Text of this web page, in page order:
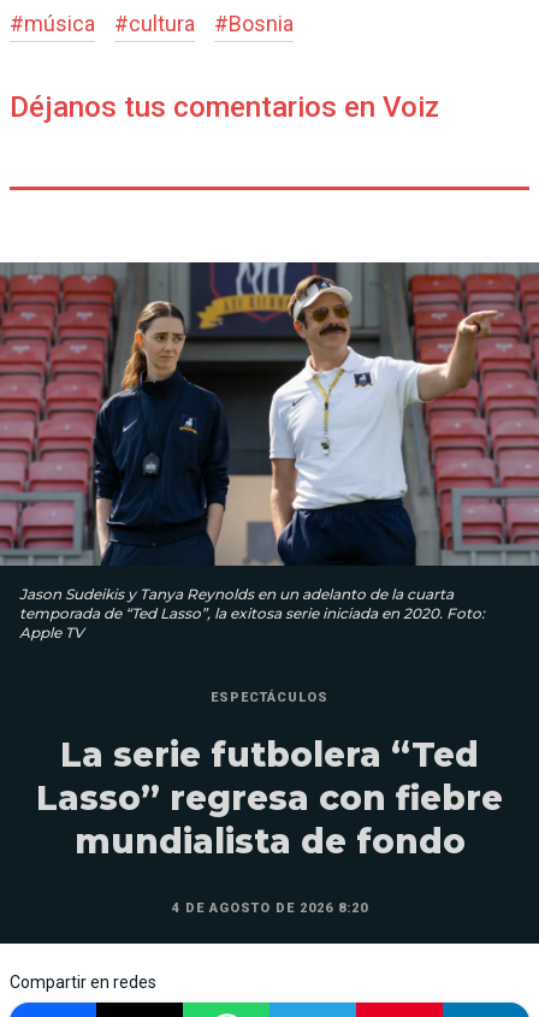
#música #cultura #Bosnia
Déjanos tus comentarios en Voiz
Jason Sudeikis y Tanya Reynolds en un adelanto de la cuarta
temporada de “Ted Lasso”, la exitosa serie iniciada en 2020. Foto:
Apple TV
ESPECTÁCULOS
La serie futbolera “Ted
Lasso” regresa con fiebre
mundialista de fondo
4 DE AGOSTO DE 2026 8:20
Compartir en redes